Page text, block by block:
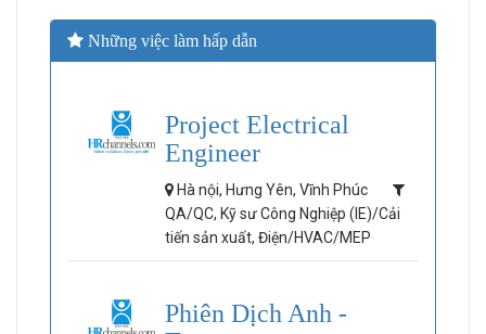
Những việc làm hấp dẫn
Project Electrical
Engineer
Hà nội, Hưng Yên, Vĩnh Phúc
QA/QC, Kỹ sư Công Nghiệp (IE)/Cải
tiến sản xuất, Điện/HVAC/MEP
Phiên Dịch Anh -